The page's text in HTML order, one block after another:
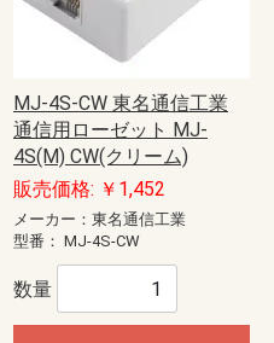
MJ-4S-CW 東名通信工業
通信用ローゼット MJ-
4S(M) CW(クリーム)
販売価格: ￥1,452
メーカー：東名通信工業
型番： MJ-4S-CW
数量